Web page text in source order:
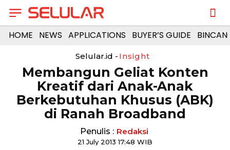
HOME NEWS APPLICATIONS BUYER’S GUIDE
Selular.id - Insight
Membangun Geliat Konten
Kreatif dari Anak-Anak
Berkebutuhan Khusus (ABK)
di Ranah Broadband
Penulis : Redaksi
21 July 2013 17:48 WIB